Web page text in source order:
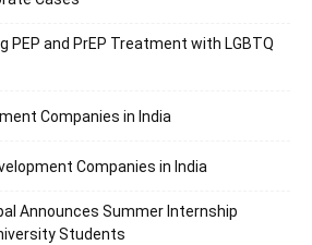
PEP and PrEP Treatment with LGBTQ
Companies in India
Companies in India
Announces Summer Internship
Students